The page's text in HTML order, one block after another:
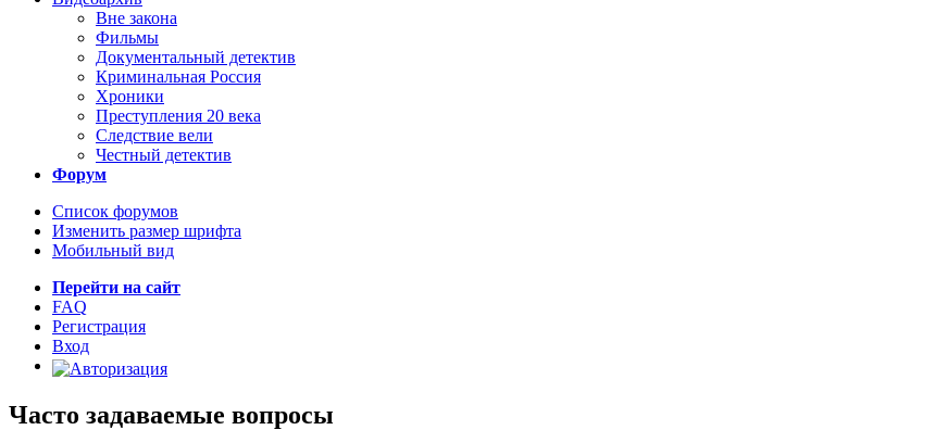
Вне закона
Фильмы
Документальный детектив
Криминальная Россия
Хроники
Преступления 20 века
Следствие вели
Честный детектив
Форум
Список форумов
Изменить размер шрифта
Мобильный вид
Перейти на сайт
FAQ
Регистрация
Вход
Часто задаваемые вопросы